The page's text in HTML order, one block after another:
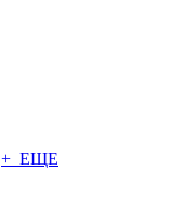
+ ЕЩЕ